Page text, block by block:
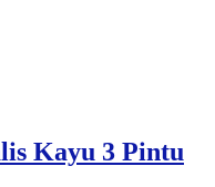
Kayu 3 Pintu